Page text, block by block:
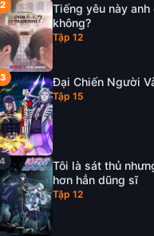
Tiếng yêu này
không?
Tập 12
Đại Chiến Người
Tập 15
Tôi là sát thủ
hơn hẳn dũng sĩ
Tập 12